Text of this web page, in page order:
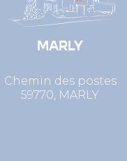
MARLY
Chemin des postes
59770, MARLY